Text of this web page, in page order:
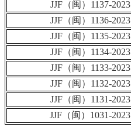
JJF（闽）1137-2023
JJF（闽）1136-2023
JJF（闽）1135-2023
JJF（闽）1134-2023
JJF（闽）1133-2023
JJF（闽）1132-2023
JJF（闽）1131-2023
JJF（闽）1031-2023